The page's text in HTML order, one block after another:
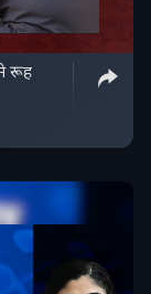
रूह